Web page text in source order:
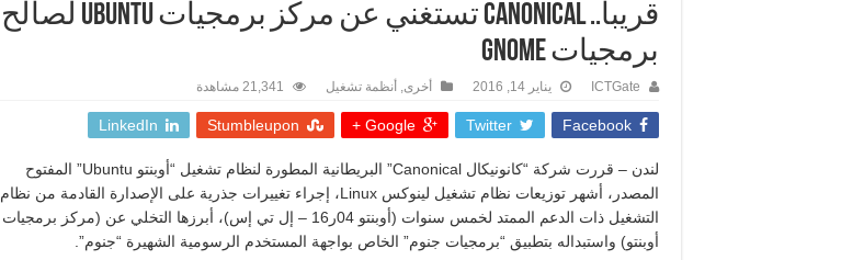
قريبا.. Canonical تستغني عن مركز برمجيات Ubuntu لصالح
برمجيات Gnome
ICTGate يناير 14, 2016 أخرى, أنظمة تشغيل 21,341 مشاهدة
Facebook
Twitter
Google +
Stumbleupon
LinkedIn
لندن – قررت شركة “كانونيكال Canonical” البريطانية المطورة لنظام تشغيل “أوبنتو Ubuntu” المفتوح
المصدر، أشهر توزيعات نظام تشغيل لينوكس Linux، إجراء تغييرات جذرية على الإصدارة القادمة من نظام
التشغيل ذات الدعم الممتد لخمس سنوات (أوبنتو 04ر16 – إل تي إس)، أبرزها التخلي عن (مركز برمجيات
أوبنتو) واستبداله بتطبيق “برمجيات جنوم” الخاص بواجهة المستخدم الرسومية الشهيرة “جنوم”.